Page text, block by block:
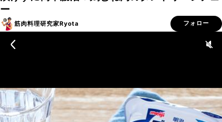
ー
筋肉料理研究家Ryota フォロー